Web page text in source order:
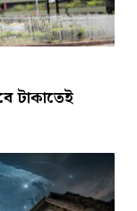
টাকাতেই